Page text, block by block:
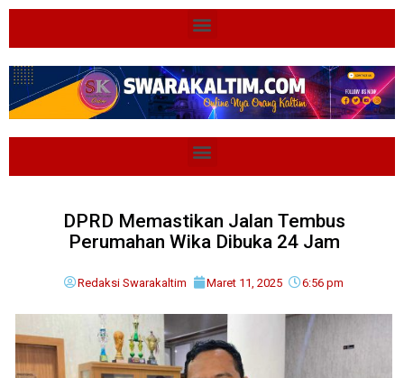
DPRD Memastikan Jalan Tembus
Perumahan Wika Dibuka 24 Jam
Redaksi Swarakaltim Maret 11, 2025 6:56 pm